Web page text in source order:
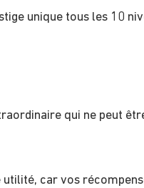
unique tous les 10
qui ne peut
car vos